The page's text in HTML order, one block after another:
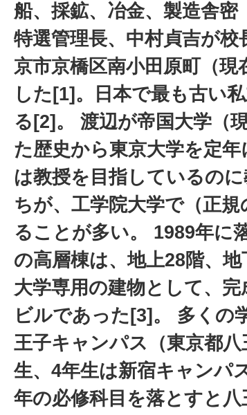
船、採鉱、冶金、製造舎
特選管理長、中村貞吉が
京市京橋区南小田原町（
した[1]。日本で最も古い
る[2]。 渡辺が帝国大学（
た歴史から東京大学を定
は教授を目指しているの
ちが、工学院大学で（正
ることが多い。 1989年に
の高層棟は、地上28階、地
大学専用の建物として、
ビルであった[3]。 多くの
王子キャンパス（東京都
生、4年生は新宿キャンパ
年の必修科目を落とすと